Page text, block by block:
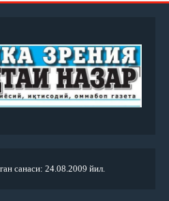
санаси: 24.08.2009 йил.